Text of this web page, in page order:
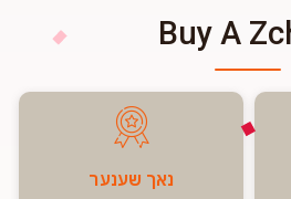
Buy A
נאך שענער